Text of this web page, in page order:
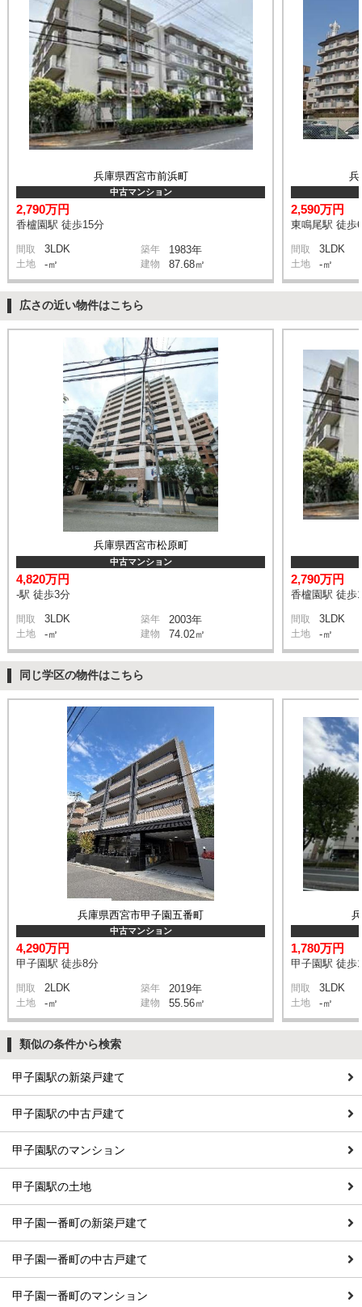
兵庫県西宮市前浜町
中古マンション
2,790万円
香櫨園駅 徒歩15分
間取 3LDK 築年 1983年
土地 -㎡ 建物 87.68㎡
兵
2,590万円
東鳴尾駅 徒歩
間取 3LDK
土地 -㎡
広さの近い物件はこちら
兵庫県西宮市松原町
中古マンション
4,820万円
-駅 徒歩3分
間取 3LDK 築年 2003年
土地 -㎡ 建物 74.02㎡
2,790万円
香櫨園駅 徒歩
間取 3LDK
土地 -㎡
同じ学区の物件はこちら
兵庫県西宮市甲子園五番町
中古マンション
4,290万円
甲子園駅 徒歩8分
間取 2LDK 築年 2019年
土地 -㎡ 建物 55.56㎡
1,780万円
甲子園駅 徒歩
間取 3LDK
土地 -㎡
類似の条件から検索
甲子園駅の新築戸建て
甲子園駅の中古戸建て
甲子園駅のマンション
甲子園駅の土地
甲子園一番町の新築戸建て
甲子園一番町の中古戸建て
甲子園一番町のマンション